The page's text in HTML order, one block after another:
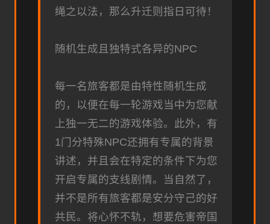
绳之以法，那么升迁则指日可待！
随机生成且独特式各异的NPC
每一名旅客都是由特性随机生成
的，以便在每一轮游戏当中为您献
上独一无二的游戏体验。此外，有
1门分特殊NPC还拥有专属的背景
讲述，并且会在特定的条件下为您
开启专属的支线剧情。当自然了，
并不是所有旅客都是安分守己的好
共民。将心怀不轨，想要危害帝国